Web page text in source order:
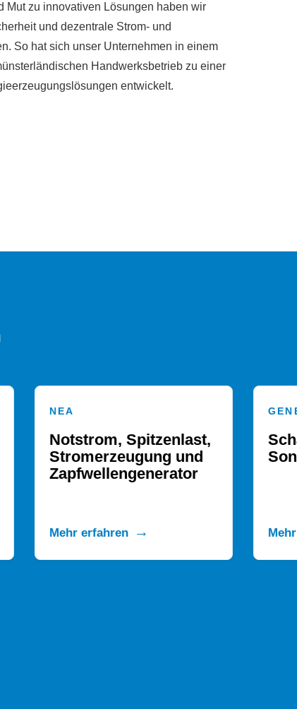
Mut zu innovativen Lösungen haben wir
und dezentrale Strom- und
So hat sich unser Unternehmen in einem
Handwerksbetrieb zu einer
entwickelt.
GENERATOREN
Schaltanlagen und
Sondermaschinenbau
Mehr erfahren